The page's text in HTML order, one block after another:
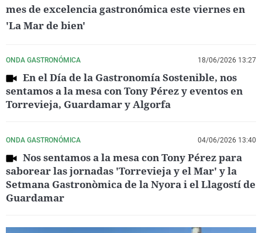
mes de excelencia gastronómica este viernes en
'La Mar de bien'
ONDA GASTRONÓMICA 18/06/2026 13:27
En el Día de la Gastronomía Sostenible, nos
sentamos a la mesa con Tony Pérez y eventos en
Torrevieja, Guardamar y Algorfa
ONDA GASTRONÓMICA 04/06/2026 13:40
Nos sentamos a la mesa con Tony Pérez para
saborear las jornadas 'Torrevieja y el Mar' y la
Setmana Gastronòmica de la Nyora i el Llagostí de
Guardamar